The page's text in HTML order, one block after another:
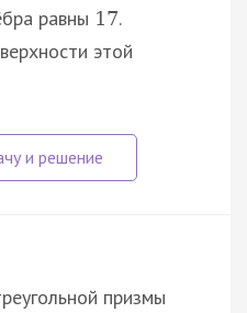
равны 17.
этой
призмы